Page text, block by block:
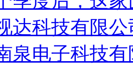
达科技有限公
泉电子科技